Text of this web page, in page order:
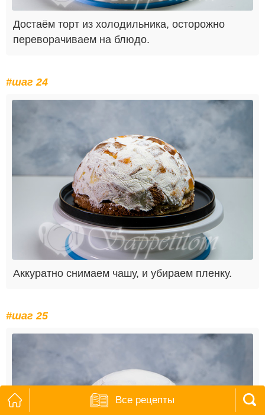
Достаём торт из холодильника, осторожно
переворачиваем на блюдо.
#шаг 24
Аккуратно снимаем чашу, и убираем пленку.
#шаг 25
Все рецепты